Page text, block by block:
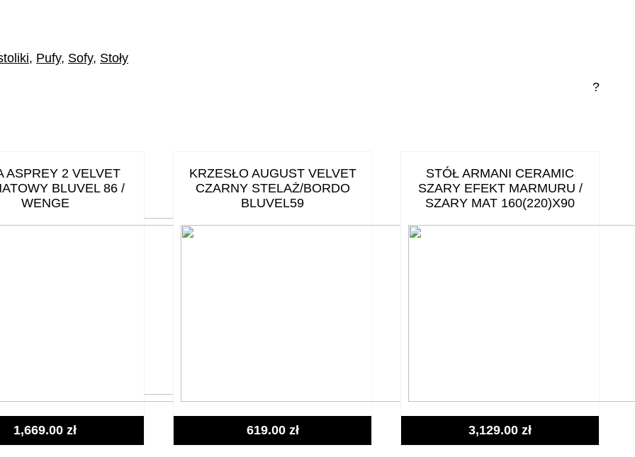
, Pufy, Sofy, Stoły
?
ASPREY 2 VELVET
BLUVEL 86 /
WENGE
1,669.00 zł
KRZESŁO AUGUST VELVET
CZARNY STELAŻ/BORDO
BLUVEL59
619.00 zł
STÓŁ ARMANI CERAMIC
SZARY EFEKT MARMURU /
SZARY MAT 160(220)X90
3,129.00 zł